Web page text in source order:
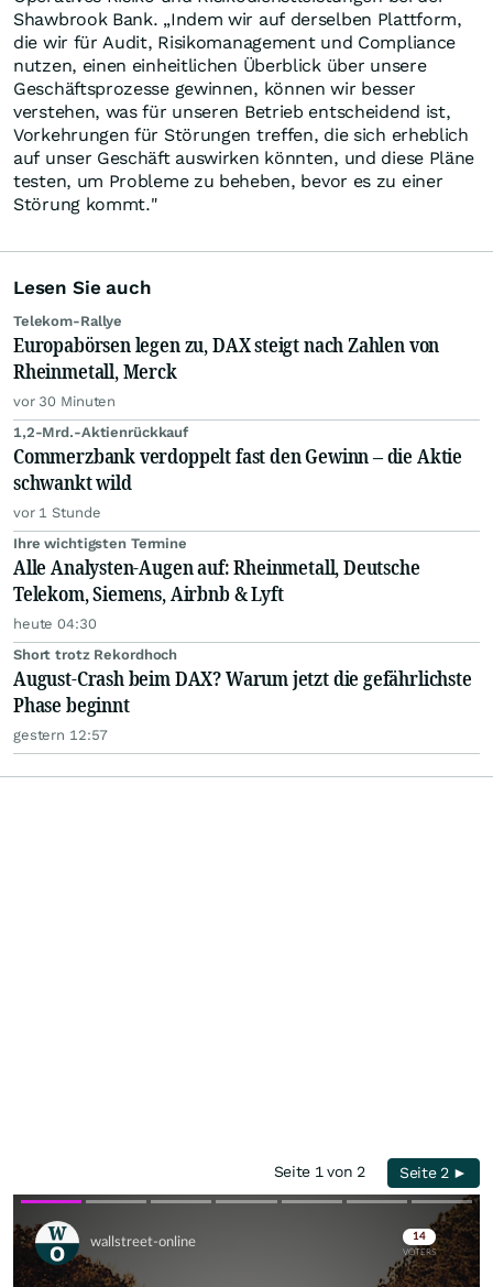
Shawbrook Bank. „Indem wir auf derselben Plattform,
die wir für Audit, Risikomanagement und Compliance
nutzen, einen einheitlichen Überblick über unsere
Geschäftsprozesse gewinnen, können wir besser
verstehen, was für unseren Betrieb entscheidend ist,
Vorkehrungen für Störungen treffen, die sich erheblich
auf unser Geschäft auswirken könnten, und diese Pläne
testen, um Probleme zu beheben, bevor es zu einer
Störung kommt."
Lesen Sie auch
Telekom-Rallye
Europabörsen legen zu, DAX steigt nach Zahlen von
Rheinmetall, Merck
vor 30 Minuten
1,2-Mrd.-Aktienrückkauf
Commerzbank verdoppelt fast den Gewinn – die Aktie
schwankt wild
vor 1 Stunde
Ihre wichtigsten Termine
Alle Analysten-Augen auf: Rheinmetall, Deutsche
Telekom, Siemens, Airbnb & Lyft
heute 04:30
Short trotz Rekordhoch
August-Crash beim DAX? Warum jetzt die gefährlichste
Phase beginnt
gestern 12:57
Seite 1 von 2 Seite 2 ►
Skip